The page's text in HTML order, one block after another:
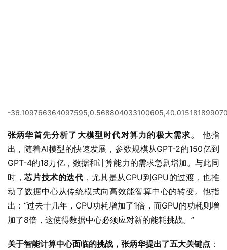
-
张炳华首先分析了大模型时代对算力的极大需求。
他指
出，随着AI模型的快速发展，参数规模从GPT-2的150亿到
GPT-4的18万亿，数据和计算能力的需求急剧增加。与此同
时，芯片技术的迭代 ，尤其是从CPU到GPU的过渡，也推
动了数据中心从传统模式向高效能智算中心的转变。他指
出：“过去十几年，CPU功耗增加了1倍，而GPU的功耗则增
加了8倍，这使得数据中心必须应对新的能耗挑战。”
关于智能计算中心面临的挑战，张炳华提出了五大关键点 ：